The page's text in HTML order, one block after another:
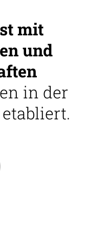
mit
und
in der